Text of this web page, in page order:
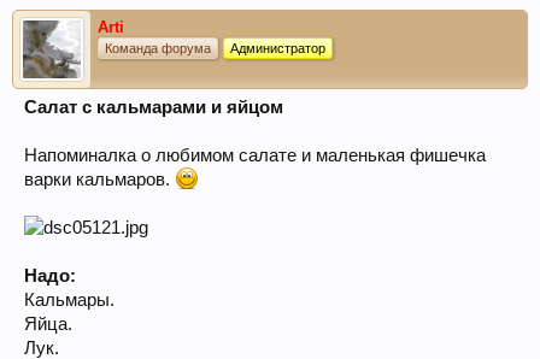
Arti
Команда форума Администратор
Салат с кальмарами и яйцом
Напоминалка о любимом салате и маленькая фишечка
варки кальмаров.
Надо:
Кальмары.
Яйца.
Лук.